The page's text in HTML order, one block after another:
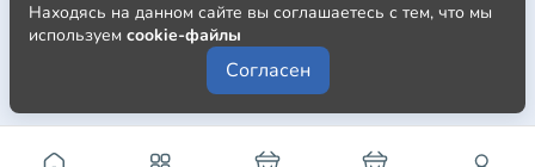
Публичная оферта
Пользовательское соглашение
Политика конфиденциальности
Находясь на данном сайте вы соглашаетесь с тем, что мы
используем cookie-файлы
Согласен